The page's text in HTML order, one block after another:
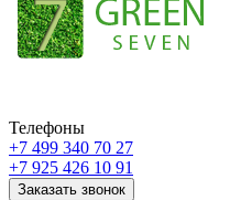
Телефоны
+7 499 340 70 27
+7 925 426 10 91
Заказать звонок